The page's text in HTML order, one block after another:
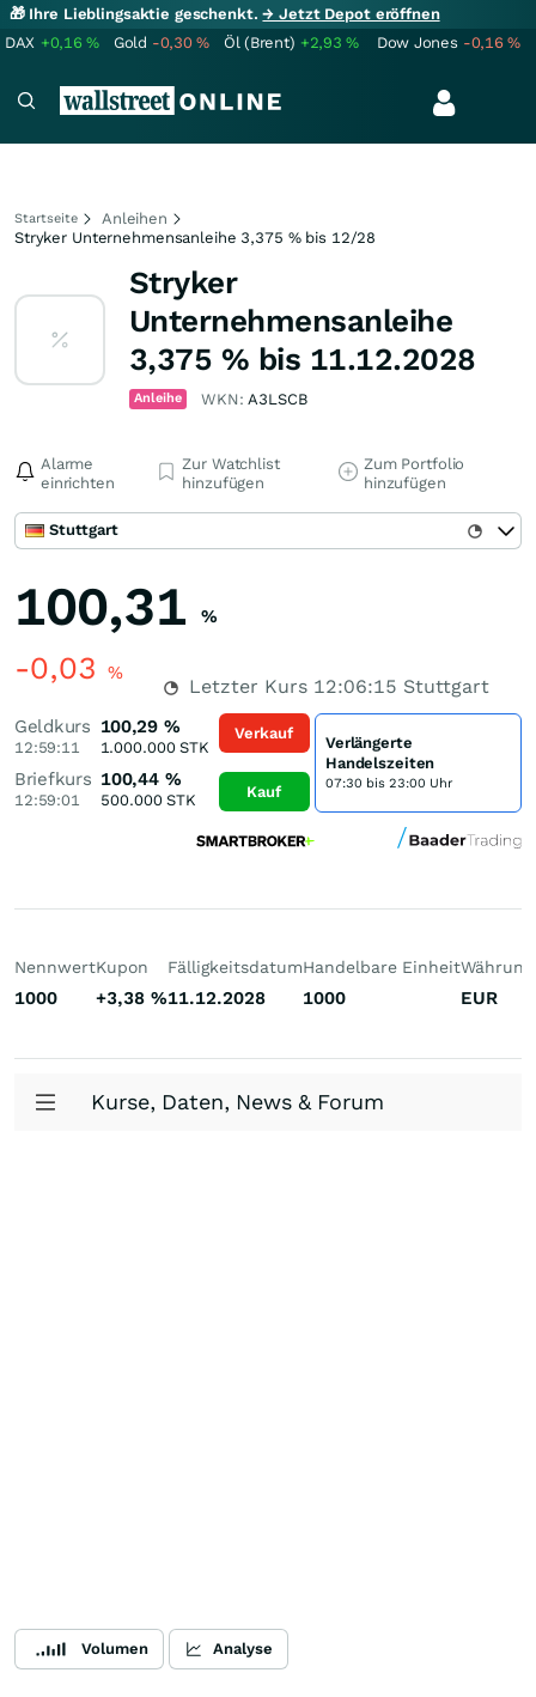
🎁 Ihre Lieblingsaktie geschenkt.→ Jetzt Depot eröffnen
DAX +0,16% Gold -0,30% Öl (Brent) +2,93% Dow Jones -0,16%
Startseite
Anleihen
Stryker Unternehmensanleihe 3,375 % bis 12/28
Stryker
Unternehmensanleihe
3,375 % bis 11.12.2028
Anleihe WKN:A3LSCB
Alarme
einrichten
Zur Watchlist
hinzufügen
Zum Portfolio
hinzufügen
Stuttgart
100,31 %
-0,03 %
Letzter Kurs 12:06:15 Stuttgart
Geldkurs
12:59:11
100,29 %
1.000.000STK
Briefkurs
12:59:01
100,44 %
500.000STK
Verkauf
Kauf
Verlängerte
Handelszeiten
07:30 bis 23:00 Uhr
Nennwert
1000
Kupon
+3,38 %
Fälligkeitsdatum
11.12.2028
Handelbare Einheit
1000
Währung
EUR
Kurse, Daten, News & Forum
Volumen Analyse